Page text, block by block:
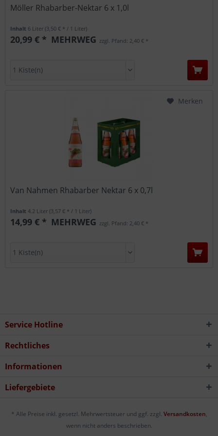
Möller Rhabarber-Nektar 6 x 1,0l
Inhalt 6 Liter(3,50 € * / 1 Liter)
20,99 € * MEHRWEG zzgl. Pfand: 2,40 € *
Van Nahmen Rhabarber Nektar 6 x 0,7l
Inhalt4.2 Liter(3,57 € * / 1 Liter)
14,99 € * MEHRWEG zzgl. Pfand: 2,40 € *
Merken
Service Hotline
Rechtliches
Informationen
Liefergebiete
* Alle Preise inkl. gesetzl. Mehrwertsteuer und ggf. zzgl. Versandkosten,
wenn nicht anders beschrieben.